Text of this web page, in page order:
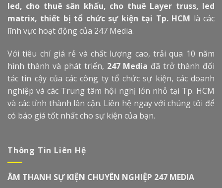
led, cho thuê sân khấu, cho thuê Layer truss, led
matrix, thiết bị tổ chức sự kiện tại Tp. HCM là các
lĩnh vực hoạt động của 247 Media.
Với tiêu chí giá rẻ và chất lượng cao, trải qua 10 năm
hình thành và phát triển, 247 Media đã trở thành đối
tác tin cậy của các công ty tổ chức sự kiện, các doanh
nghiệp và các Trung tâm hội nghị lớn nhỏ tại Tp. HCM
và các tỉnh thành lân cận. Liên hệ ngay với chúng tôi để
có báo giá tốt nhất cho sự kiện của bạn.
Thông Tin Liên Hệ
ÂM THANH SỰ KIỆN CHUYÊN NGHIỆP 247 MEDIA